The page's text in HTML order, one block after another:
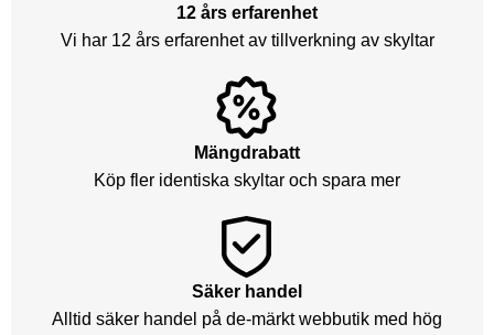
12 års erfarenhet
Vi har 12 års erfarenhet av tillverkning av skyltar
Mängdrabatt
Köp fler identiska skyltar och spara mer
Säker handel
Alltid säker handel på de-märkt webbutik med hög